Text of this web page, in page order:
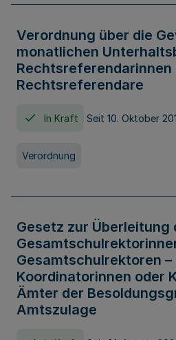
Verordnung über die
monatlichen
Rechtsreferendarinnen
Rechtsreferendare
In Kraft Seit 10. Oktober
Verordnung
Gesetz zur Überleitung
Gesamtschulrektoren –
Koordinatorinnen oder
Ämter der
Amtszulage